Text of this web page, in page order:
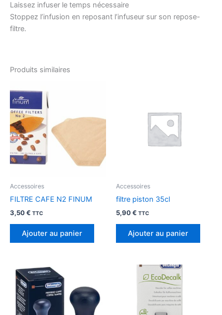
Laissez infuser le temps nécessaire
Stoppez l’infusion en reposant l’infuseur sur son repose-
filtre.
Produits similaires
Accessoires
FILTRE CAFE N2 FINUM
3,50€ TTC
Ajouter au panier
Accessoires
filtre piston 35cl
5,90€ TTC
Ajouter au panier